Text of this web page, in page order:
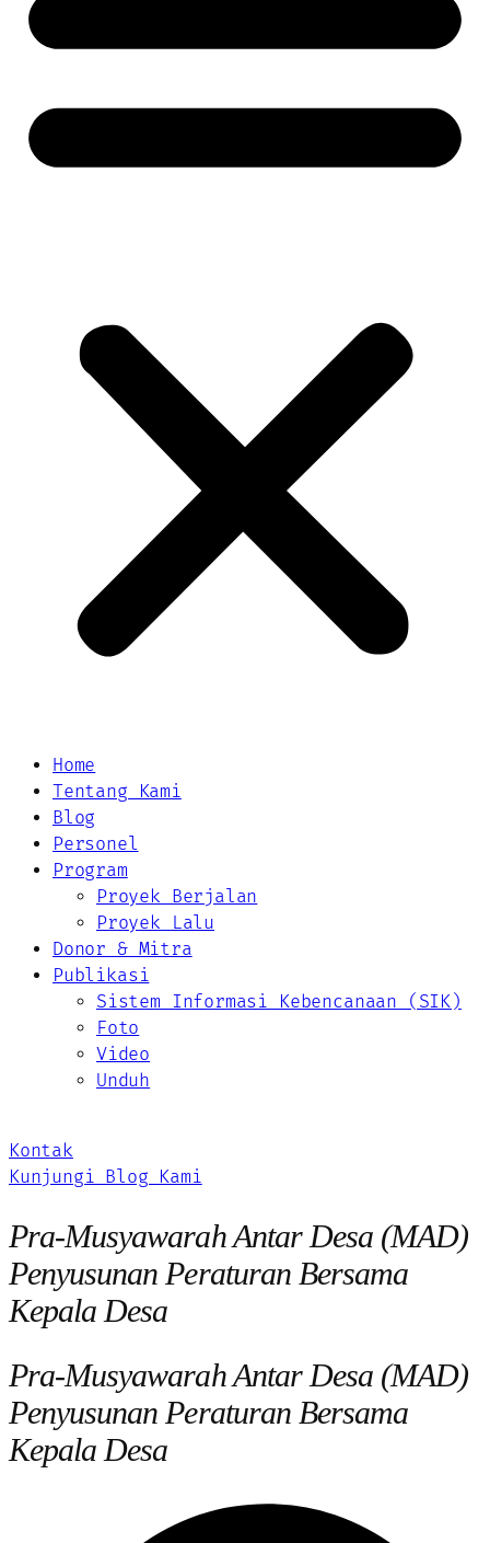
Home
Tentang Kami
Blog
Personel
Program
Proyek Berjalan
Proyek Lalu
Donor & Mitra
Publikasi
Sistem Informasi Kebencanaan (SIK)
Foto
Video
Unduh
Kontak
Kunjungi Blog Kami
Pra-Musyawarah Antar Desa (MAD)
Penyusunan Peraturan Bersama
Kepala Desa
Pra-Musyawarah Antar Desa (MAD)
Penyusunan Peraturan Bersama
Kepala Desa